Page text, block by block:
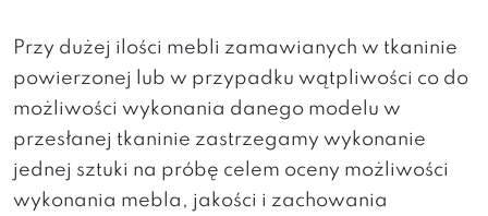
Przy dużej ilości mebli zamawianych w tkaninie
powierzonej lub w przypadku wątpliwości co do
możliwości wykonania danego modelu w
przesłanej tkaninie zastrzegamy wykonanie
jednej sztuki na próbę celem oceny możliwości
wykonania mebla, jakości i zachowania